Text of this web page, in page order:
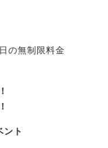
の無制限料金
ント